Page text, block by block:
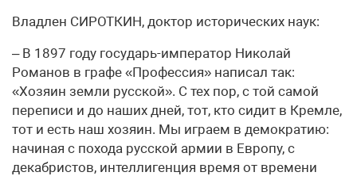
Владлен СИРОТКИН, доктор исторических наук:
– В 1897 году государь-император Николай
Романов в графе «Профессия» написал так:
«Хозяин земли русской». С тех пор, с той самой
переписи и до наших дней, тот, кто сидит в Кремле,
тот и есть наш хозяин. Мы играем в демократию:
начиная с похода русской армии в Европу, с
декабристов, интеллигенция время от времени